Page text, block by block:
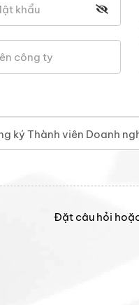
ký Thành viên Doanh
Đặt câu hỏi